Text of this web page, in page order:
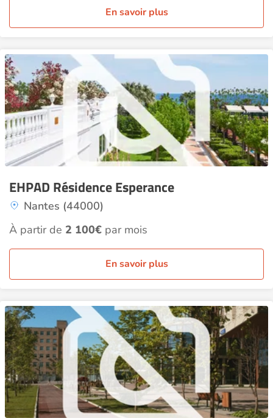
En savoir plus
EHPAD Résidence Esperance
Nantes (44000)
À partir de 2 100€ par mois
En savoir plus